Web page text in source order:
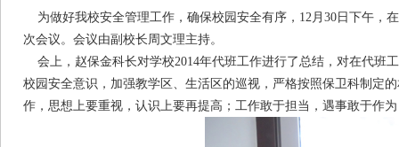
为做好我校安全管理工作，确保校园安全有序，12月30日下午，
次会议。会议由副校长周文理主持。
会上，赵保金科长对学校2014年代班工作进行了总结，对在代班
校园安全意识，加强教学区、生活区的巡视，严格按照保卫科制定
作，思想上要重视，认识上要再提高；工作敢于担当，遇事敢于作